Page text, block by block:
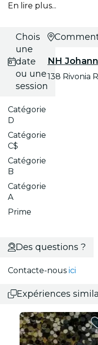
En lire plus...
Choisis
une
date
ou une
session
Catégorie
D
Catégorie
C$
Catégorie
B
Catégorie
A
Prime
NH
138 Rivonia
Des questions ?
Contacte-nous ici
Expériences